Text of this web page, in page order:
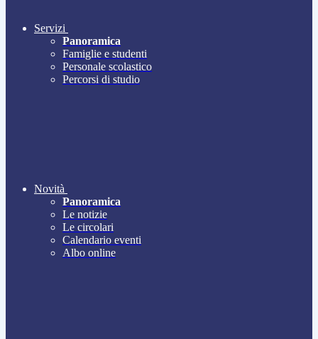
Servizi
Panoramica
Famiglie e studenti
Personale scolastico
Percorsi di studio
Novità
Panoramica
Le notizie
Le circolari
Calendario eventi
Albo online